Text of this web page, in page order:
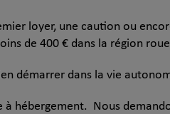
loyer, une caution ou
de 400 € dans la région
démarrer dans la vie
à hébergement. Nous